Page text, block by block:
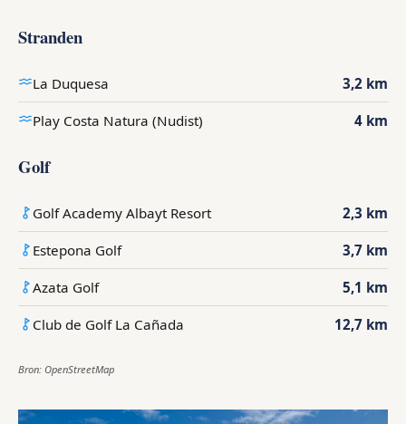
Stranden
La Duquesa 3,2 km
Play Costa Natura (Nudist) 4 km
Golf
Golf Academy Albayt Resort 2,3 km
Estepona Golf 3,7 km
Azata Golf 5,1 km
Club de Golf La Cañada 12,7 km
Bron: OpenStreetMap